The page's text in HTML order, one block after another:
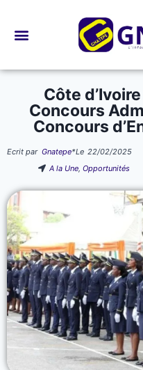
Côte
Concours
Concours
Ecrit par Gnatepe*Le 22/02/2025
A la Une,Opportunités